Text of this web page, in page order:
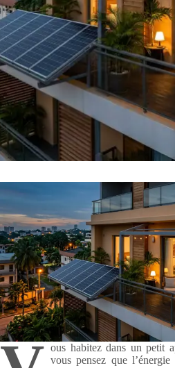
ous habitez dans un petit
vous pensez que